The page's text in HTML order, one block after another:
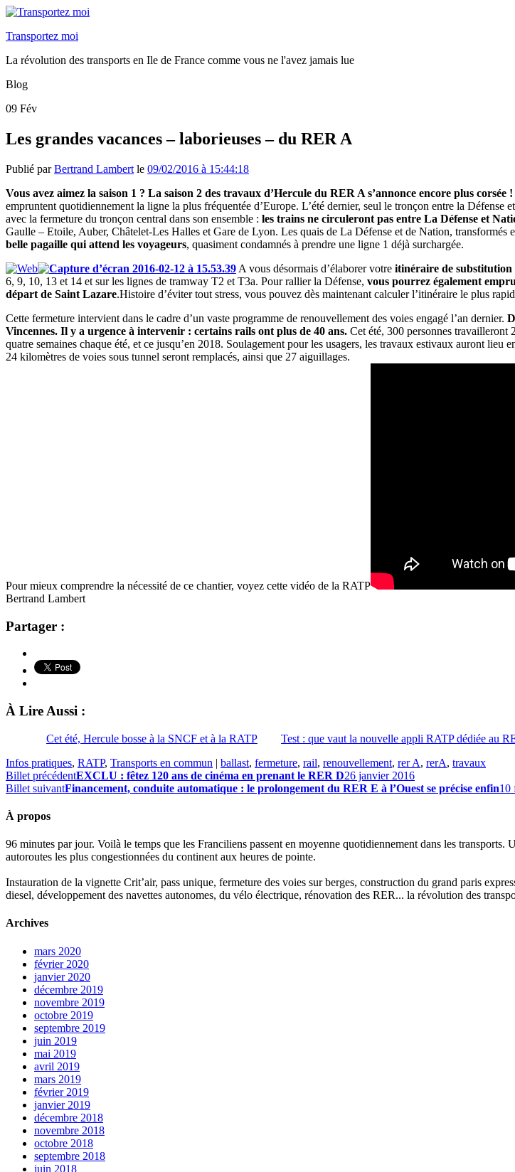
Transportez moi
La révolution des transports en Ile de France comme vous ne l'avez jamais lue
Blog
09 Fév
Les grandes vacances – laborieuses – du RER A
Publié parBertrand Lambert le 09/02/2016 à 15:44:18
Vous avez aimez la saison 1 ? La saison 2 des travaux d’Hercule du RER A s’annonce encore plus corsée !
empruntent quotidiennement la ligne la plus fréquentée d’Europe. L’été dernier, seul le tronçon entre la Défense
avec la fermeture du tronçon central dans son ensemble : les trains ne circuleront pas entre La Défense et
Gaulle – Etoile, Auber, Châtelet-Les Halles et Gare de Lyon. Les quais de La Défense et de Nation, transformés
belle pagaille qui attend les voyageurs, quasiment condamnés à prendre une ligne 1 déjà surchargée.
A vous désormais d’élaborer votre itinéraire de substitution
6, 9, 10, 13 et 14 et sur les lignes de tramway T2 et T3a. Pour rallier la Défense, vous pourrez également
départ de Saint Lazare.Histoire d’éviter tout stress, vous pouvez dès maintenant calculer l’itinéraire le plus
Cette fermeture intervient dans le cadre d’un vaste programme de renouvellement des voies engagé l’an dernier.
Vincennes. Il y a urgence à intervenir : certains rails ont plus de 40 ans. Cet été, 300 personnes travailleront
quatre semaines chaque été, et ce jusqu’en 2018. Soulagement pour les usagers, les travaux estivaux auront
24 kilomètres de voies sous tunnel seront remplacés, ainsi que 27 aiguillages.
Pour mieux comprendre la nécessité de ce chantier, voyez cette vidéo de la RATP
Bertrand Lambert
Partager :
À Lire Aussi :
Cet été, Hercule bosse à la SNCF et à la RATP Test : que vaut la nouvelle appli RATP dédiée au
Infos pratiques, RATP, Transports en commun | ballast, fermeture, rail, renouvellement, rer A, rerA, travaux
Billet précédentEXCLU : fêtez 120 ans de cinéma en prenant le RER D26 janvier 2016
Billet suivantFinancement, conduite automatique : le prolongement du RER E à l’Ouest se précise enfin10
À propos
96 minutes par jour. Voilà le temps que les Franciliens passent en moyenne quotidiennement dans les
autoroutes les plus congestionnées du continent aux heures de pointe.
Instauration de la vignette Crit’air, pass unique, fermeture des voies sur berges, construction du grand paris
diesel, développement des navettes autonomes, du vélo électrique, rénovation des RER... la révolution des
Archives
mars 2020
février 2020
janvier 2020
décembre 2019
novembre 2019
octobre 2019
septembre 2019
juin 2019
mai 2019
avril 2019
mars 2019
février 2019
janvier 2019
décembre 2018
novembre 2018
octobre 2018
septembre 2018
juin 2018